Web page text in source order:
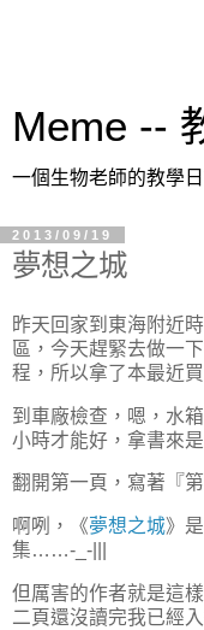
Meme --
一個生物老師的教學
2013/09/19
夢想之城
昨天回家到東海附近
區，今天趕緊去做一
程，所以拿了本最近
到車廠檢查，嗯，水
小時才能好，拿書來
翻開第一頁，寫著『
啊咧，《夢想之城》
集……-_-|||
但厲害的作者就是這
二頁還沒讀完我已經入